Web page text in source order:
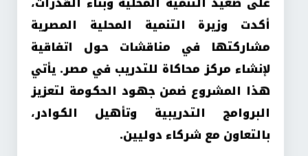
أكدت وزيرة التنمية المحلية المصرية
مشاركتها في مناقشات حول اتفاقية
لإنشاء مركز محاكاة للتدريب في مصر. يأتي
هذا المشروع ضمن جهود الحكومة لتعزيز
البروامج التدريبية وتأهيل الكوادر،
بالتعاون مع شركاء دوليين.